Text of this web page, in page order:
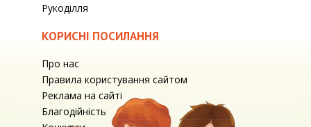
Рукоділля
КОРИСНІ ПОСИЛАННЯ
Про нас
Правила користування сайтом
Реклама на сайті
Благодійність